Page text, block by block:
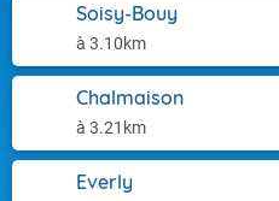
Soisy-Bouy
à 3.10km
Chalmaison
à 3.21km
Everly